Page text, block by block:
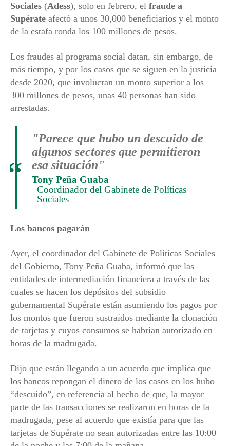
Sociales (Adess), solo en febrero, el fraude a
Supérate afectó a unos 30,000 beneficiarios y el monto
de la estafa ronda los 100 millones de pesos.
Los fraudes al programa social datan, sin embargo, de
más tiempo, y por los casos que se siguen en la justicia
desde 2020, que involucran un monto superior a los
300 millones de pesos, unas 40 personas han sido
arrestadas.
"Parece que hubo un descuido de
algunos sectores que permitieron
esa situación"
Tony Peña Guaba
Coordinador del Gabinete de Políticas
Sociales
“
Los bancos pagarán
Ayer, el coordinador del Gabinete de Políticas Sociales
del Gobierno, Tony Peña Guaba, informó que las
entidades de intermediación financiera a través de las
cuales se hacen los depósitos del subsidio
gubernamental Supérate están asumiendo los pagos por
los montos que fueron sustraídos mediante la clonación
de tarjetas y cuyos consumos se habrían autorizado en
horas de la madrugada.
Dijo que están llegando a un acuerdo que implica que
los bancos repongan el dinero de los casos en los hubo
“descuido”, en referencia al hecho de que, la mayor
parte de las transacciones se realizaron en horas de la
madrugada, pese al acuerdo que existía para que las
tarjetas de Supérate no sean autorizadas entre las 10:00